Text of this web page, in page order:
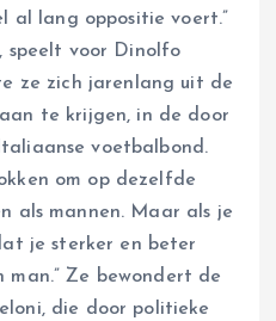
al lang oppositie voert.”
speelt voor Dinolfo
ze zich jarenlang uit de
te krijgen, in de door
voetbalbond.
om op dezelfde
als mannen. Maar als je
je sterker en beter
Ze bewondert de
die door politieke